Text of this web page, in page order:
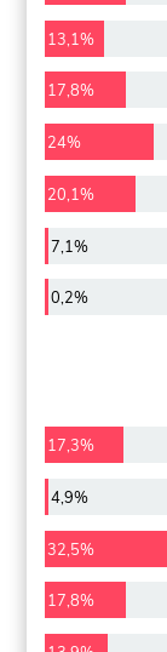
13,1%
17,8%
24%
20,1%
7,1%
0,2%
17,3%
4,9%
32,5%
17,8%